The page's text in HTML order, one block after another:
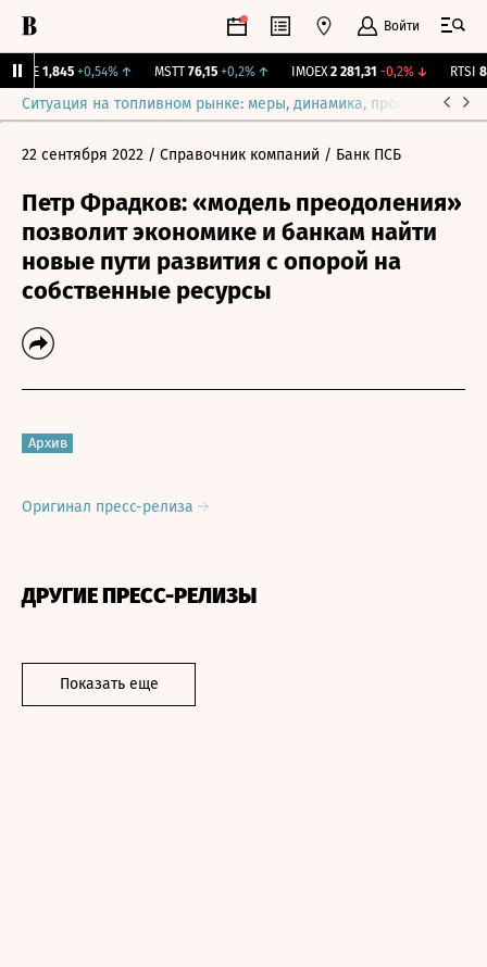
Войти
1,845 +0,54%↑ MSTT 76,15 +0,2%↑ IMOEX 2 281,31 -0,2%↓ RTSI
Ситуация на топливном рынке: меры, динамика, прогнозы
22 сентября 2022 / Справочник компаний / Банк ПСБ
Петр Фрадков: «модель преодоления»
позволит экономике и банкам найти
новые пути развития с опорой на
собственные ресурсы
Архив
Оригинал пресс-релиза
ДРУГИЕ ПРЕСС-РЕЛИЗЫ
Показать еще